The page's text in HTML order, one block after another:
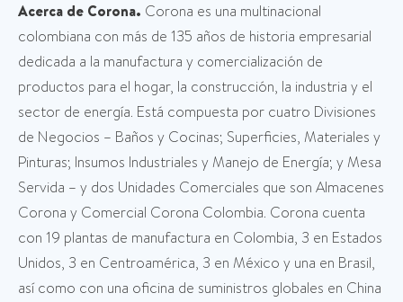
Acerca de Corona. Corona es una multinacional
colombiana con más de 135 años de historia empresarial
dedicada a la manufactura y comercialización de
productos para el hogar, la construcción, la industria y el
sector de energía. Está compuesta por cuatro Divisiones
de Negocios – Baños y Cocinas; Superficies, Materiales y
Pinturas; Insumos Industriales y Manejo de Energía; y Mesa
Servida – y dos Unidades Comerciales que son Almacenes
Corona y Comercial Corona Colombia. Corona cuenta
con 19 plantas de manufactura en Colombia, 3 en Estados
Unidos, 3 en Centroamérica, 3 en México y una en Brasil,
así como con una oficina de suministros globales en China